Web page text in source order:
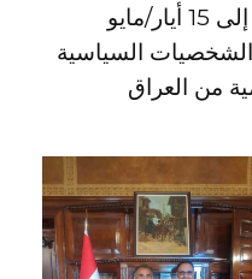
العراق، خلال الفترة من 13 إلى 15 أيار/مايو
السياسية
من العراق